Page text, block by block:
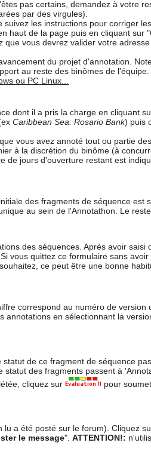
pas certains, demandez à votre
par des virgules).
suivez les instructions pour corriger
haut de la page puis en cliquant sur "
vous devrez valider votre
du projet d'annotation.
au reste des binômes de l'équipe.
ou PC Linux...
dont il a pris la charge en cliquant
Caribbean Sea: Rosario Bank) puis
vous avez annoté tout ou partie
à la discrétion du binôme (à
jours d'ouverture restant est
des fragments de séquence est
au sein de l'Annotathon. Le
des séquences. Après avoir
vous quittez ce formulaire sans
ce peut être une bonne
correspond au numéro de
en sélectionnant la
de ce fragment de séquence
des fragments passent à
cliquez sur
pour
a été posté sur le forum). Cliquez
le message". ATTENTION!: